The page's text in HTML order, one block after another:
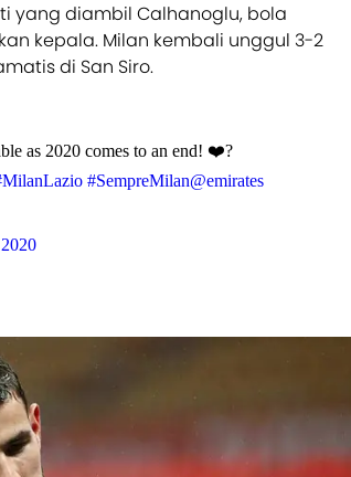
yang diambil Calhanoglu, bola
kepala. Milan kembali unggul 3-2
di San Siro.
as 2020 comes to an end! ❤️?
#SempreMilan@emirates